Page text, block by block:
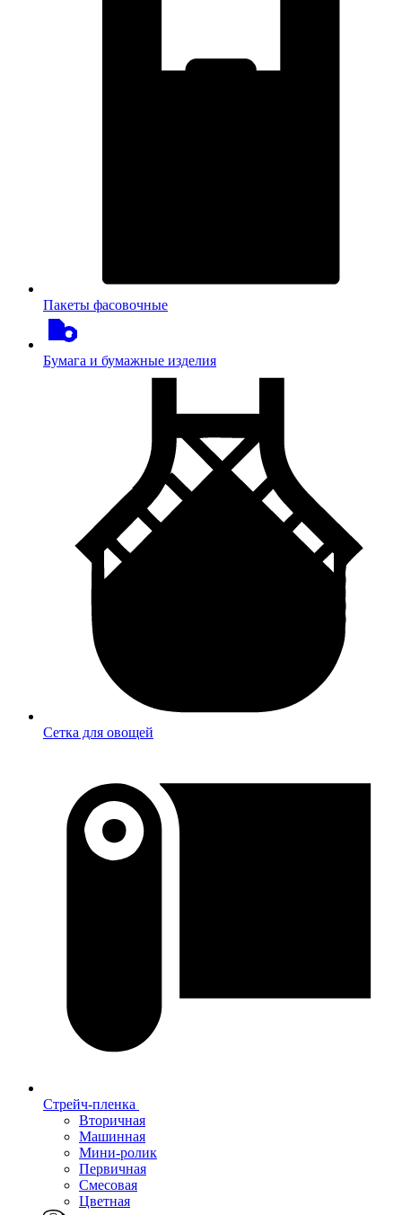
Пакеты фасовочные
Бумага и бумажные изделия
Сетка для овощей
Стрейч-пленка
Вторичная
Машинная
Мини-ролик
Первичная
Смесовая
Цветная